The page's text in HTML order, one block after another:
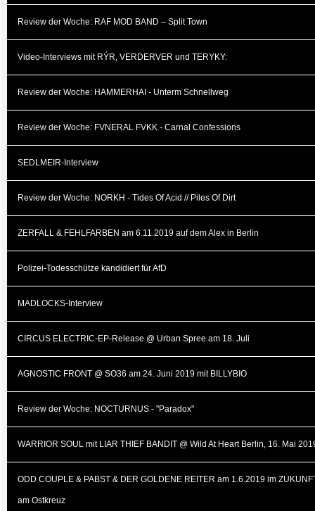
Review der Woche: RAF MOD BAND – Split Town
Video-Interviews mit RÝR, VERDERVER und TERYKY:
Review der Woche: HAMMERHAI - Unterm Schnellweg
Review der Woche: FVNERAL FVKK - Carnal Confessions
SEDLMEIR-Interview
Review der Woche: NORKH - Tides Of Acid // Piles Of Dirt
ZERFALL & FEHLFARBEN am 6.11.2019 auf dem Alex in Berlin
Polizei-Todesschütze kandidiert für AfD
MADLOCKS-Interview
CIRCUS ELECTRIC-EP-Release @ Urban Spree am 18. Juli
AGNOSTIC FRONT @ SO36 am 24. Juni 2019 mit BILLYBIO
Review der Woche: NOCTURNUS - "Paradox"
WARRIOR SOUL mit LIAR THIEF BANDIT @ Wild At Heart Berlin, 16. Mai
ODD COUPLE & PABST & DER GOLDENE REITER am 1.6.2019 im
am Ostkreuz